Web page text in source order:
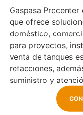
Gaspasa
que ofrece
doméstico,
para proyectos,
venta de tanques
refacciones,
suministro y